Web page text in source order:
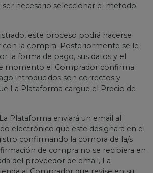
necesario seleccionar el método
este proceso podrá hacerse
con la compra. Posteriormente se le
la forma de pago, sus datos y el
momento el Comprador confirma
introducidos son correctos y
La Plataforma cargue el Precio de
Plataforma enviará un email al
electrónico que éste designara en el
confirmando la compra de la/s
de compra no se recibiera en
del proveedor de email, La